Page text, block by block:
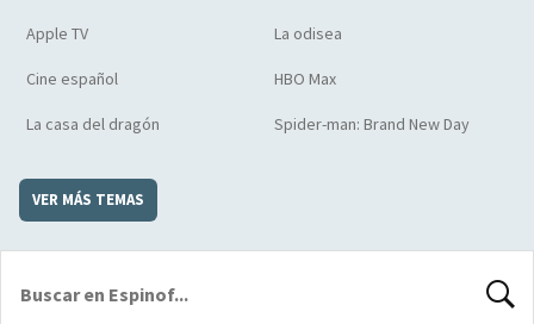
Apple TV La odisea
Cine español HBO Max
La casa del dragón Spider-man: Brand New Day
VER MÁS TEMAS